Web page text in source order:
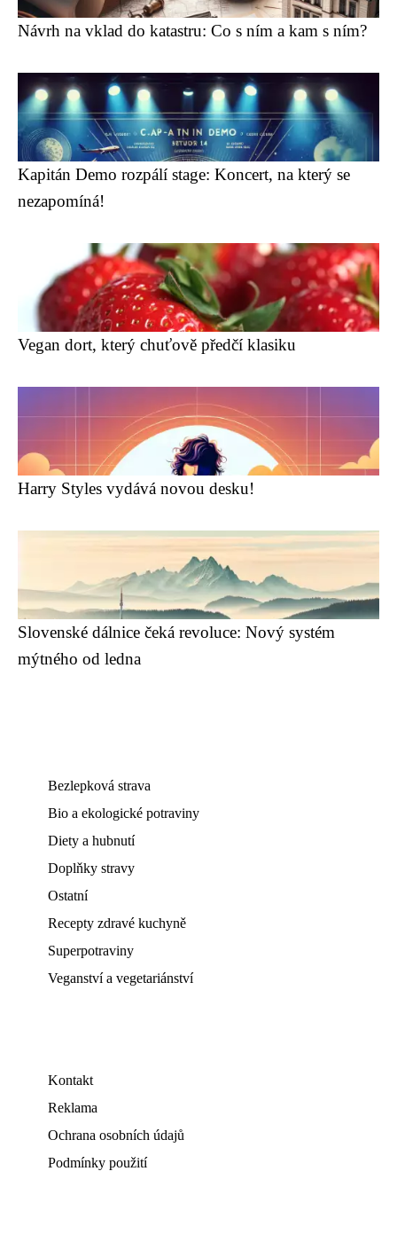
Návrh na vklad do katastru: Co s ním a kam s ním?
Kapitán Demo rozpálí stage: Koncert, na který se
nezapomíná!
Vegan dort, který chuťově předčí klasiku
Harry Styles vydává novou desku!
Slovenské dálnice čeká revoluce: Nový systém
mýtného od ledna
Bezlepková strava
Bio a ekologické potraviny
Diety a hubnutí
Doplňky stravy
Ostatní
Recepty zdravé kuchyně
Superpotraviny
Veganství a vegetariánství
Kontakt
Reklama
Ochrana osobních údajů
Podmínky použití